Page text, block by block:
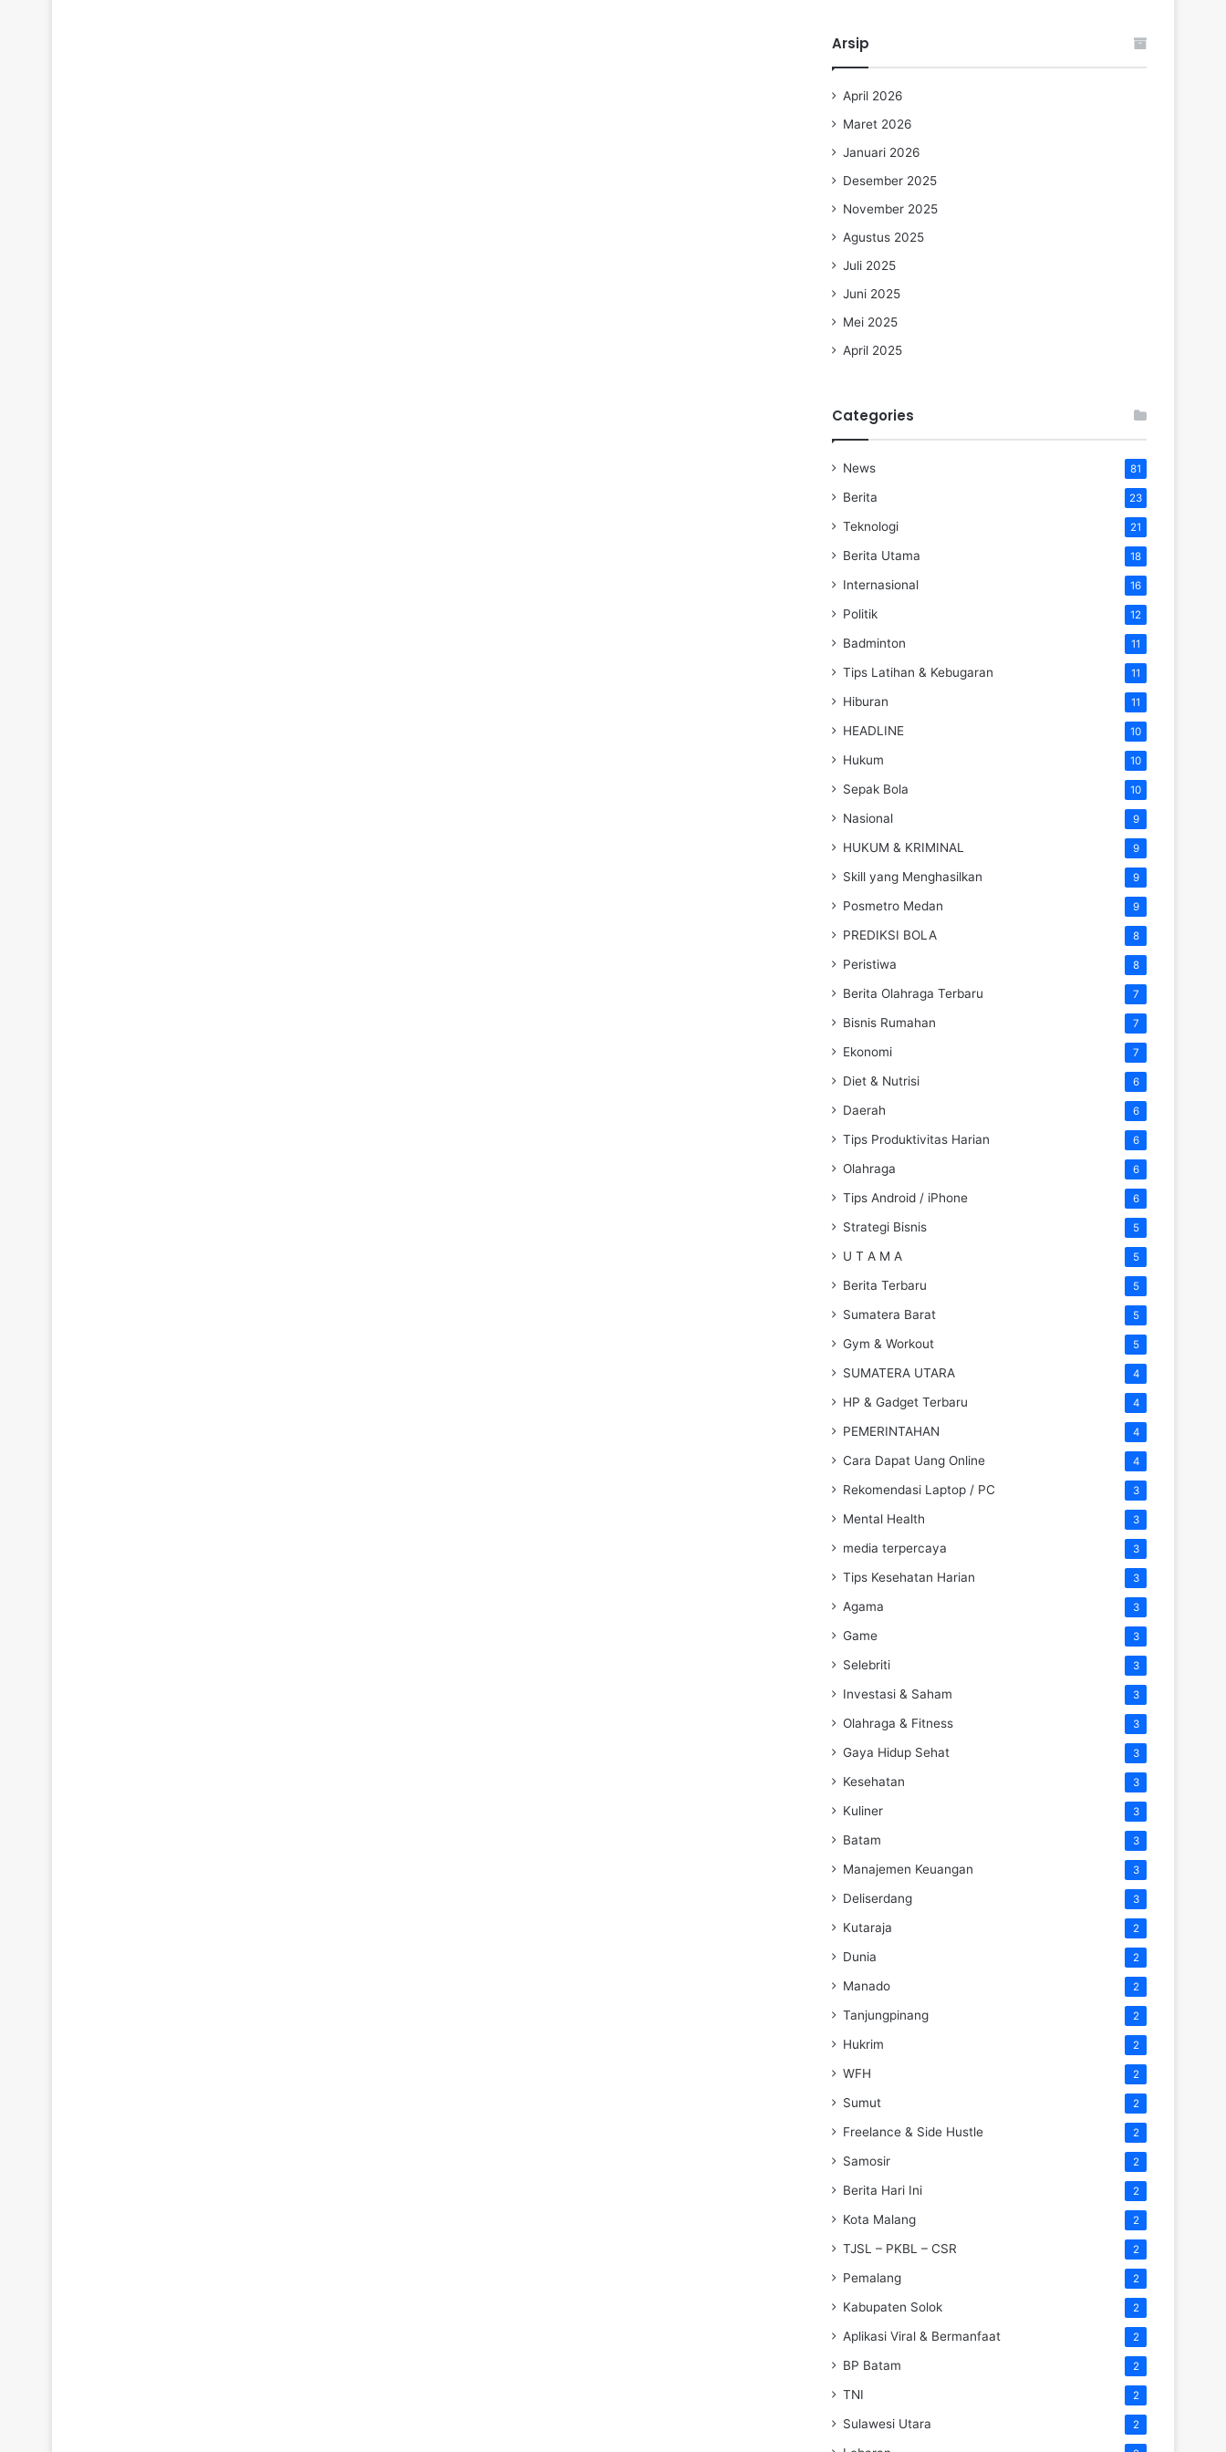
Arsip
April 2026
Maret 2026
Januari 2026
Desember 2025
November 2025
Agustus 2025
Juli 2025
Juni 2025
Mei 2025
April 2025
Categories
News 81
Berita 23
Teknologi 21
Berita Utama 18
Internasional 16
Politik 12
Badminton 11
Tips Latihan & Kebugaran 11
Hiburan 11
HEADLINE 10
Hukum 10
Sepak Bola 10
Nasional 9
HUKUM & KRIMINAL 9
Skill yang Menghasilkan 9
Posmetro Medan 9
PREDIKSI BOLA 8
Peristiwa 8
Berita Olahraga Terbaru 7
Bisnis Rumahan 7
Ekonomi 7
Diet & Nutrisi 6
Daerah 6
Tips Produktivitas Harian 6
Olahraga 6
Tips Android / iPhone 6
Strategi Bisnis 5
U T A M A 5
Berita Terbaru 5
Sumatera Barat 5
Gym & Workout 5
SUMATERA UTARA 4
HP & Gadget Terbaru 4
PEMERINTAHAN 4
Cara Dapat Uang Online 4
Rekomendasi Laptop / PC 3
Mental Health 3
media terpercaya 3
Tips Kesehatan Harian 3
Agama 3
Game 3
Selebriti 3
Investasi & Saham 3
Olahraga & Fitness 3
Gaya Hidup Sehat 3
Kesehatan 3
Kuliner 3
Batam 3
Manajemen Keuangan 3
Deliserdang 3
Kutaraja 2
Dunia 2
Manado 2
Tanjungpinang 2
Hukrim 2
WFH 2
Sumut 2
Freelance & Side Hustle 2
Samosir 2
Berita Hari Ini 2
Kota Malang 2
TJSL – PKBL – CSR 2
Pemalang 2
Kabupaten Solok 2
Aplikasi Viral & Bermanfaat 2
BP Batam 2
TNI 2
Sulawesi Utara 2